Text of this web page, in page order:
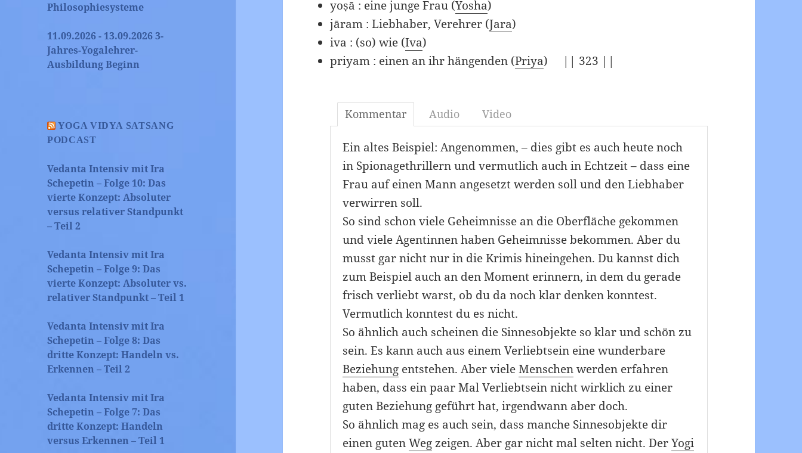
Philosophiesysteme
11.09.2026 - 13.09.2026 3-
Jahres-Yogalehrer-
Ausbildung Beginn
YOGA VIDYA SATSANG
PODCAST
Vedanta Intensiv mit Ira
Schepetin – Folge 10: Das
vierte Konzept: Absoluter
versus relativer Standpunkt
– Teil 2
Vedanta Intensiv mit Ira
Schepetin – Folge 9: Das
vierte Konzept: Absoluter vs.
relativer Standpunkt – Teil 1
Vedanta Intensiv mit Ira
Schepetin – Folge 8: Das
dritte Konzept: Handeln vs.
Erkennen – Teil 2
Vedanta Intensiv mit Ira
Schepetin – Folge 7: Das
dritte Konzept: Handeln
versus Erkennen – Teil 1
yoṣā : eine junge Frau (Yosha)
jāram : Liebhaber, Verehrer (Jara)
iva : (so) wie (Iva)
priyam : einen an ihr hängenden (Priya) || 323 ||
Kommentar Audio Video
Ein altes Beispiel: Angenommen, – dies gibt es auch heute noch
in Spionagethrillern und vermutlich auch in Echtzeit – dass eine
Frau auf einen Mann angesetzt werden soll und den Liebhaber
verwirren soll.
So sind schon viele Geheimnisse an die Oberfläche gekommen
und viele Agentinnen haben Geheimnisse bekommen. Aber du
musst gar nicht nur in die Krimis hineingehen. Du kannst dich
zum Beispiel auch an den Moment erinnern, in dem du gerade
frisch verliebt warst, ob du da noch klar denken konntest.
Vermutlich konntest du es nicht.
So ähnlich auch scheinen die Sinnesobjekte so klar und schön zu
sein. Es kann auch aus einem Verliebtsein eine wunderbare
Beziehung entstehen. Aber vieleMenschenwerden erfahren
haben, dass ein paar Mal Verliebtsein nicht wirklich zu einer
guten Beziehung geführt hat, irgendwann aber doch.
So ähnlich mag es auch sein, dass manche Sinnesobjekte dir
einen gutenWegzeigen. Aber gar nicht mal selten nicht. DerYogi